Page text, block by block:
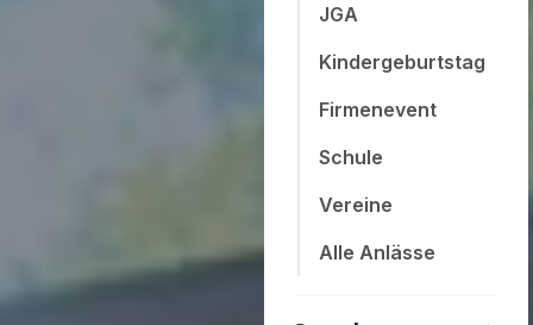
JGA
Kindergeburtstag
Firmenevent
Schule
Vereine
Alle Anlässe